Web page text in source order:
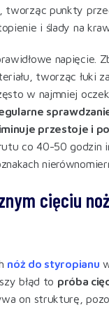
tworząc punkty
i ślady na
napięcie.
tworząc łuki
w najmniej
przestoje i
co 40-50 godzin
cięciu
nóż do styropianu
błąd to próba
on strukturę,